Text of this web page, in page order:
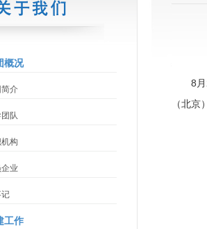
概况
介
队
构
业
记
工作
8
（北